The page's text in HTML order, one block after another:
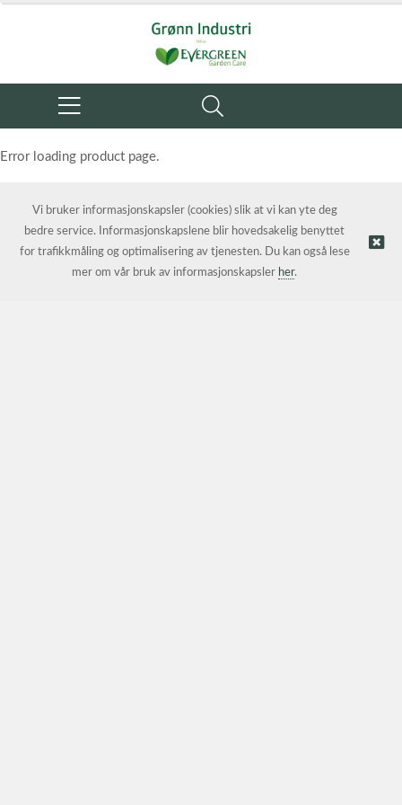
Error loading product page.
© Grønn Industri AS | Nettbutikk levert avKréatif AS
Vi bruker informasjonskapsler (cookies) slik at vi kan yte deg
bedre service. Informasjonskapslene blir hovedsakelig benyttet
for trafikkmåling og optimalisering av tjenesten. Du kan også lese
mer om vår bruk av informasjonskapsler her.